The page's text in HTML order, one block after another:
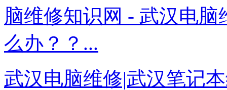
脑维修知识网 - 武汉电
么办？？...
武汉电脑维修|武汉笔记